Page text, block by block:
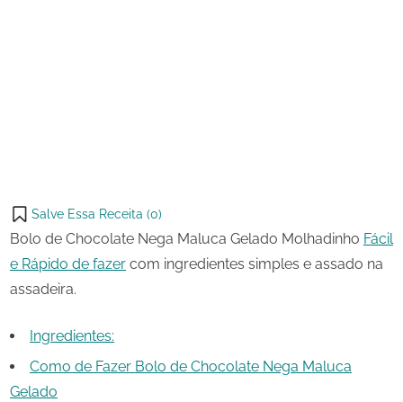
on
X
Salve Essa Receita (0)
Bolo de Chocolate Nega Maluca Gelado Molhadinho Fácil
e Rápido de fazer com ingredientes simples e assado na
assadeira.
Ingredientes:
Como de Fazer Bolo de Chocolate Nega Maluca
Gelado